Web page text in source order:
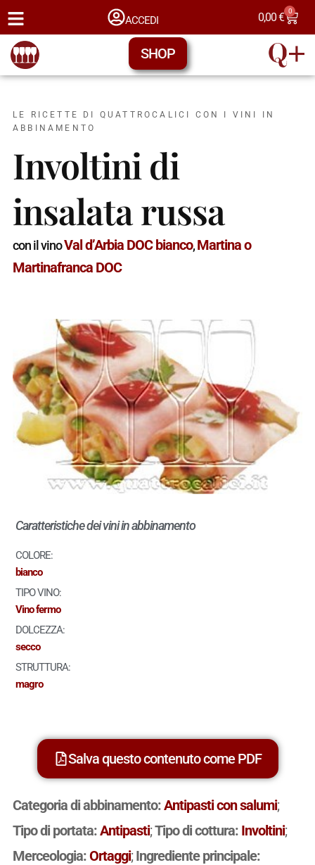
ACCEDI 0,00€ 0
SHOP
LE RICETTE DI QUATTROCALICI CON I VINI IN
ABBINAMENTO
Involtini di
insalata russa
con il vinoVal d’Arbia DOC bianco,Martina o
Martinafranca DOC
Caratteristiche dei vini in abbinamento
COLORE:
bianco
TIPO VINO:
Vino fermo
DOLCEZZA:
secco
STRUTTURA:
magro
Salva questo contenuto come PDF
Categoria di abbinamento:Antipasti con salumi;
Tipo di portata:Antipasti;Tipo di cottura: Involtini;
Merceologia:Ortaggi;Ingrediente principale: